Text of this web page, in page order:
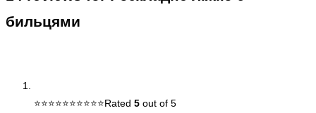
бильцями
Rated 5 out of 5